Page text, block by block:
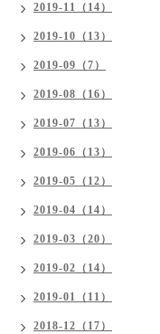
2019-11（14）
2019-10（13）
2019-09（7）
2019-08（16）
2019-07（13）
2019-06（13）
2019-05（12）
2019-04（14）
2019-03（20）
2019-02（14）
2019-01（11）
2018-12（17）